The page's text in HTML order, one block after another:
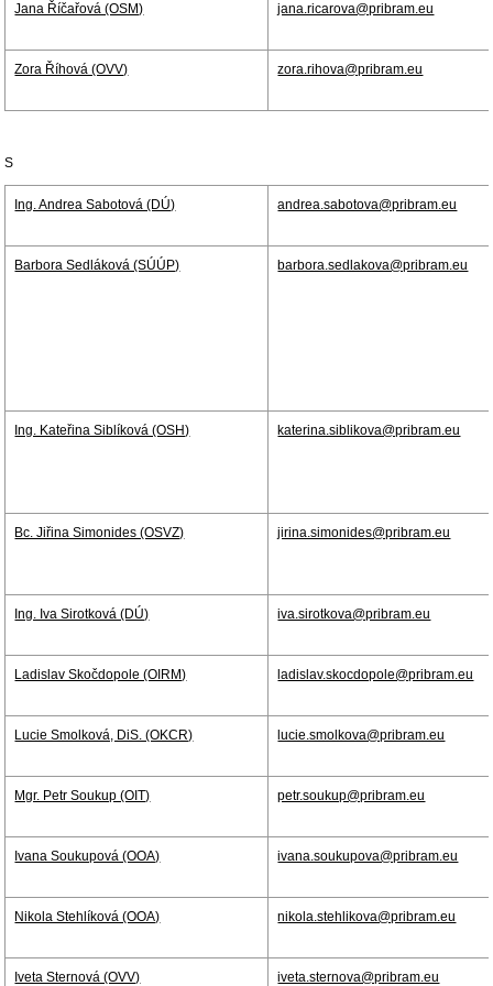
Jana Říčařová (OSM) jana.ricarova@pribram.eu
Zora Říhová (OVV) zora.rihova@pribram.eu
S
Ing. Andrea Sabotová (DÚ) andrea.sabotova@pribram.eu
Barbora Sedláková (SÚÚP) barbora.sedlakova@pribram.eu
Ing. Kateřina Siblíková (OSH) katerina.siblikova@pribram.eu
Bc. Jiřina Simonides (OSVZ) jirina.simonides@pribram.eu
Ing. Iva Sirotková (DÚ) iva.sirotkova@pribram.eu
Ladislav Skočdopole (OIRM) ladislav.skocdopole@pribram.eu
Lucie Smolková, DiS. (OKCR) lucie.smolkova@pribram.eu
Mgr. Petr Soukup (OIT) petr.soukup@pribram.eu
Ivana Soukupová (OOA) ivana.soukupova@pribram.eu
Nikola Stehlíková (OOA) nikola.stehlikova@pribram.eu
Iveta Sternová (OVV) iveta.sternova@pribram.eu